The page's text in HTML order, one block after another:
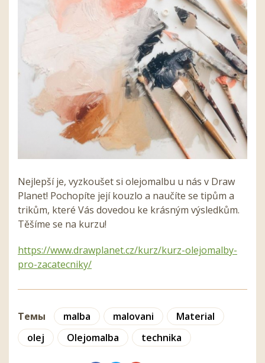
Nejlepší je, vyzkoušet si olejomalbu u nás v Draw
Planet! Pochopíte její kouzlo a naučíte se tipům a
trikům, které Vás dovedou ke krásným výsledkům.
Těšíme se na kurzu!
https://www.drawplanet.cz/kurz/kurz-olejomalby-
pro-zacatecniky/
Темы malba malovani
Material
olej
Olejomalba technika